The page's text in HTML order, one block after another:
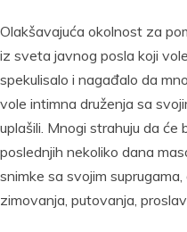
Olakšavajuća okolnost za
iz sveta javnog posla koji
spekulisalo i nagađalo da
vole intimna druženja sa
uplašili. Mnogi strahuju da će
poslednjih nekoliko dana
snimke sa svojim
zimovanja, putovanja,